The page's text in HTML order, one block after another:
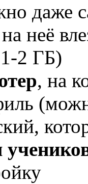
даже
неё
2 ГБ)
, на